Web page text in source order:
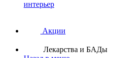
интерьер
Акции
Лекарства и БАДы